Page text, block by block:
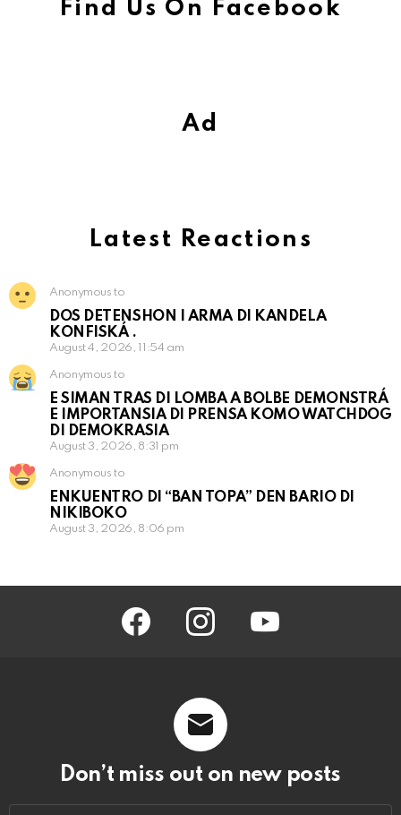
Find Us On Facebook
Ad
Latest Reactions
Anonymous to
DOS DETENSHON I ARMA DI KANDELA
KONFISKÁ .
August 4, 2026, 11:54 am
Anonymous to
E SIMAN TRAS DI LOMBA A BOLBE DEMONSTRÁ
E IMPORTANSIA DI PRENSA KOMO WATCHDOG
DI DEMOKRASIA
August 3, 2026, 8:31 pm
Anonymous to
ENKUENTRO DI “BAN TOPA” DEN BARIO DI
NIKIBOKO
August 3, 2026, 8:06 pm
facebook instagram
Don’t miss out on new posts